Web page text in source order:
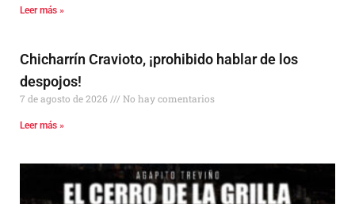
Leer más »
Chicharrín Cravioto, ¡prohibido hablar de los
despojos!
7 de agosto de 2026 No hay comentarios
Leer más »